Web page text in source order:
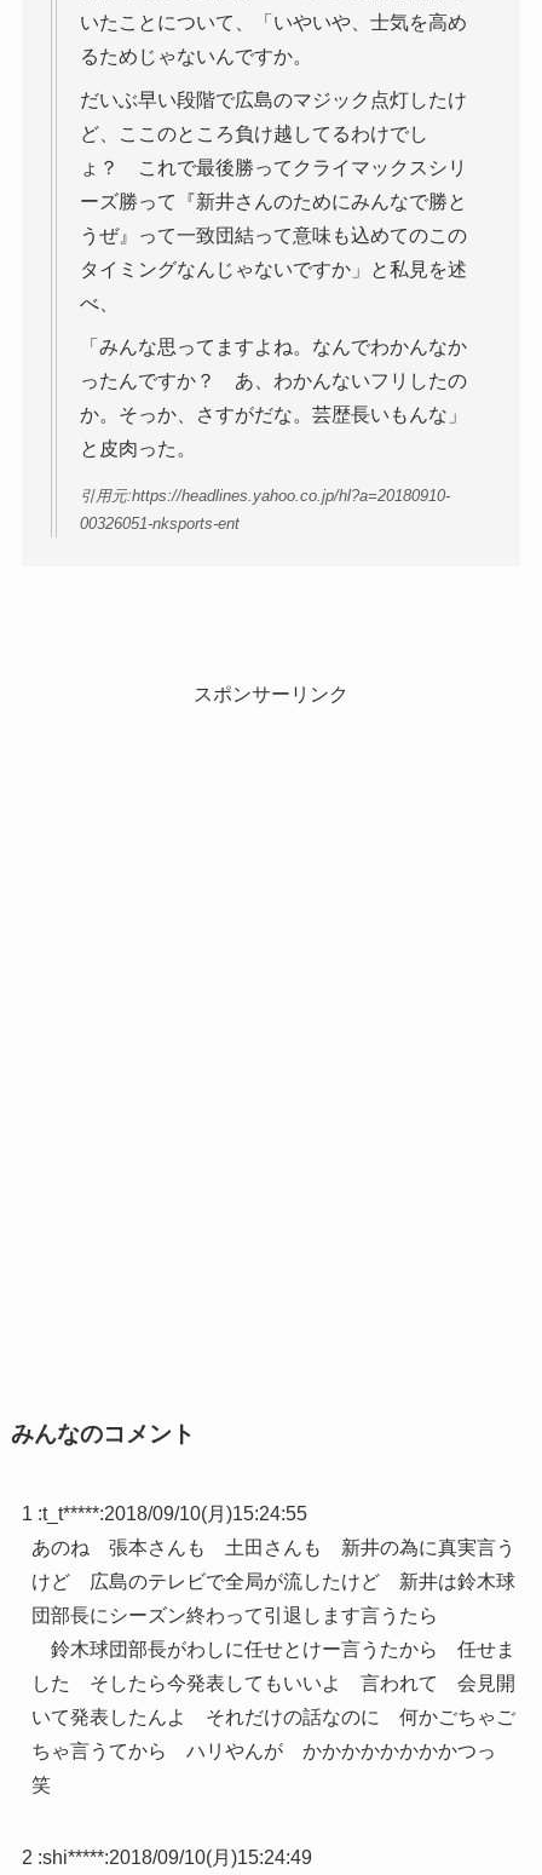
いたことについて、「いやいや、士気を高め
るためじゃないんですか。
だいぶ早い段階で広島のマジック点灯したけ
ど、ここのところ負け越してるわけでし
ょ？ これで最後勝ってクライマックスシリ
ーズ勝って『新井さんのためにみんなで勝と
うぜ』って一致団結って意味も込めてのこの
タイミングなんじゃないですか」と私見を述
べ、
「みんな思ってますよね。なんでわかんなか
ったんですか？ あ、わかんないフリしたの
か。そっか、さすがだな。芸歴長いもんな」
と皮肉った。
引用元:https://headlines.yahoo.co.jp/hl?a=20180910-
00326051-nksports-ent
スポンサーリンク
みんなのコメント
1 :t_t*****:2018/09/10(月)15:24:55
あのね 張本さんも 土田さんも 新井の為に真実言う
けど 広島のテレビで全局が流したけど 新井は鈴木球
団部長にシーズン終わって引退します言うたら
鈴木球団部長がわしに任せとけー言うたから 任せま
した そしたら今発表してもいいよ 言われて 会見開
いて発表したんよ それだけの話なのに 何かごちゃご
ちゃ言うてから ハリやんが かかかかかかかかつっ
笑
2 :shi*****:2018/09/10(月)15:24:49